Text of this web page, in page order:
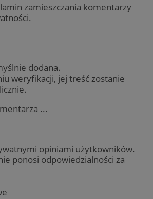
zamieszczania komentarzy
dodana.
weryfikacji, jej treść zostanie
...
opiniami użytkowników.
ponosi odpowiedzialności za